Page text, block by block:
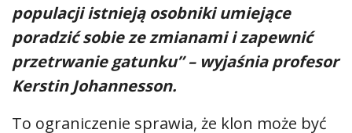
populacji istnieją osobniki umiejące
poradzić sobie ze zmianami i zapewnić
przetrwanie gatunku” – wyjaśnia profesor
Kerstin Johannesson.
To ograniczenie sprawia, że klon może być